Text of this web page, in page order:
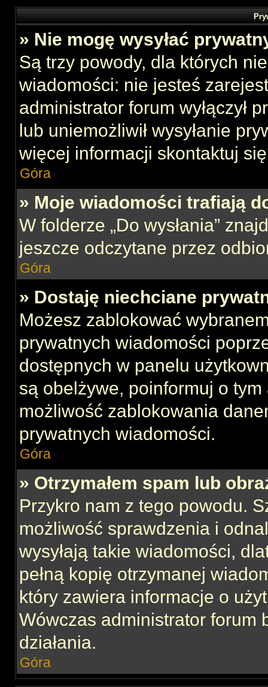
» Nie mogę wysyłać
Są trzy powody, dla których
wiadomości: nie jesteś
administrator forum wyłączył
lub uniemożliwił wysyłanie
więcej informacji skontaktuj
Góra
» Moje wiadomości trafiają
W folderze „Do wysłania”
jeszcze odczytane przez
Góra
» Dostaję niechciane
Możesz zablokować
prywatnych wiadomości
dostępnych w panelu
są obelżywe, poinformuj o
możliwość zablokowania
prywatnych wiadomości.
Góra
» Otrzymałem spam lub
Przykro nam z tego powodu.
możliwość sprawdzenia i
wysyłają takie wiadomości,
pełną kopię otrzymanej
który zawiera informacje o
Wówczas administrator forum
działania.
Góra